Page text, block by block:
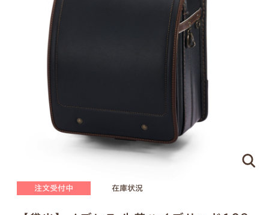
注文受付中 在庫状況
つや消しブラック×ユリのモチーフ
ピンクゴールド×ハートのモチーフ
刻印する文字について
●ネームプレートはご注文の際に刻印する文字をア
ルファベットでご指定ください。（スペースやドッ